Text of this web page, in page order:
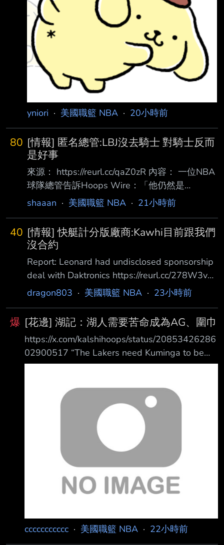
“Winning is the first thing on my mind”
yniori · 美國職籃 NBA · 20小時前
80 [情報] 匿名總管:LBJ沒去騎士 對騎士反而
是好事
來源： https://reurl.cc/qaZ0zR 內容： 一位NBA
球隊總管告訴Hoops Wire：「他仍然是
LeBron，或者說仍然會有那種提醒你他曾經 是
他待得太久的那一章。有一天我們會問： 『還
記得LeBron曾在七六人隊打球嗎？』然後笑出
來。」 在聯盟打滾23年後，LeBron的球技已不
如以往，他的影響力也逐漸消退。這種情況其實
已經 持續了好幾年，但上個賽季真正明顯地展
現出來，他的數據下滑到場均20.9分、6.1籃
板、7 .2助攻、1.2抄截
shaaan · 美國職籃 NBA · 21小時前
40 [情報] 快艇計分版廠商:Kawhi目前跟我們
沒合約
Report: Leonard had undisclosed sponsorship
deal with Daktronics https://reurl.cc/278W3v
洛杉磯快艇球星 Kawhi Leonard 與一家現已破
為 NBA 調查的核心。前 ESPN 撰稿人 Pablo
Torre 週四在他的播客節目Pablo Torr e Finds
Out中報導，Leonard 據稱還曾與負責設計快艇
主場 Intuit Dome 館內大型螢幕 的公司，簽下
dragon803 · 美國職籃 NBA · 23小時前
爆 [花邊] 湖記：湖人需要苦命成為AG、圍巾
https://x.com/kalshihoops/status/20853426286
02900517 “The Lakers need Kuminga to be
their Aaron Gordon, their Andrew Wiggins,
to commit to that role. If he’s no t playing team
basketball, then its the wrong
ccccccccccc · 美國職籃 NBA · 22小時前